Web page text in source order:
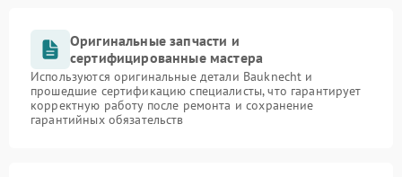
Оригинальные запчасти и
сертифицированные мастера
Используются оригинальные детали Bauknecht и
прошедшие сертификацию специалисты, что гарантирует
корректную работу после ремонта и сохранение
гарантийных обязательств